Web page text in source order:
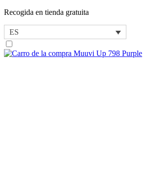
Recogida en tienda gratuita
ES